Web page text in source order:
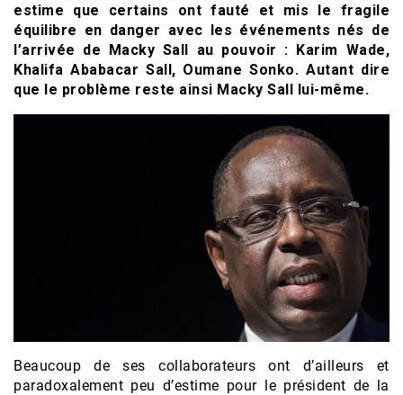
estime que certains ont fauté et mis le fragile
équilibre en danger avec les événements nés de
l’arrivée de Macky Sall au pouvoir : Karim Wade,
Khalifa Ababacar Sall, Oumane Sonko. Autant dire
que le problème reste ainsi Macky Sall lui-même.
Beaucoup de ses collaborateurs ont d’ailleurs et
paradoxalement peu d’estime pour le président de la